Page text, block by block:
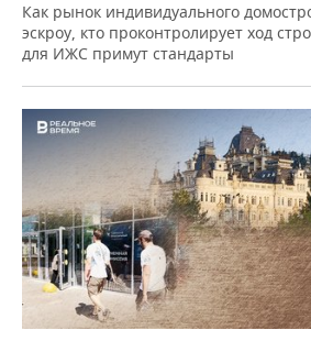
Как рынок индивидуального
эскроу, кто проконтролирует ход
для ИЖС примут стандарты